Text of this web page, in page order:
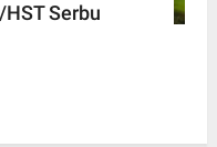
Serbu